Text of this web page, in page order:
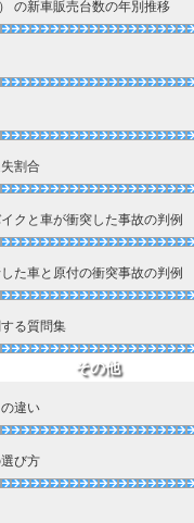
の新車販売台数の年別推移
割合
クと車が衝突した事故の判例
た車と原付の衝突事故の判例
る質問集
その他
違い
び方